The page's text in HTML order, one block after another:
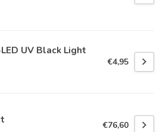
UV Black Light
€4,95
€76,60